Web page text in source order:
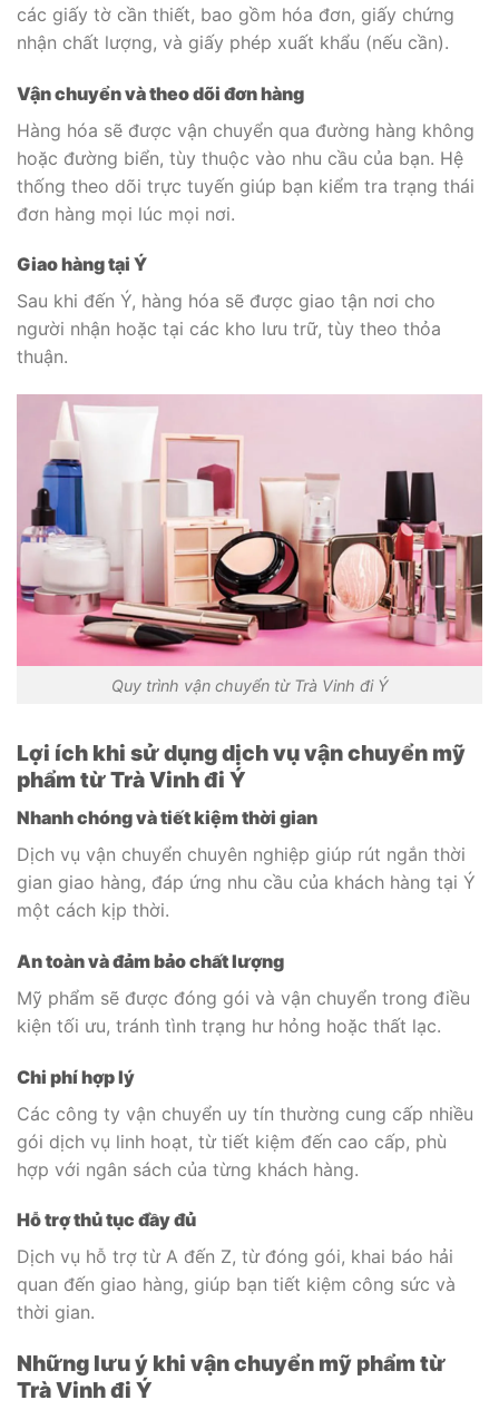
các giấy tờ cần thiết, bao gồm hóa đơn, giấy chứng
nhận chất lượng, và giấy phép xuất khẩu (nếu cần).
Vận chuyển và theo dõi đơn hàng
Hàng hóa sẽ được vận chuyển qua đường hàng không
hoặc đường biển, tùy thuộc vào nhu cầu của bạn. Hệ
thống theo dõi trực tuyến giúp bạn kiểm tra trạng thái
đơn hàng mọi lúc mọi nơi.
Giao hàng tại Ý
Sau khi đến Ý, hàng hóa sẽ được giao tận nơi cho
người nhận hoặc tại các kho lưu trữ, tùy theo thỏa
thuận.
Quy trình vận chuyển từ Trà Vinh đi Ý
Lợi ích khi sử dụng dịch vụ vận chuyển mỹ
phẩm từ Trà Vinh đi Ý
Nhanh chóng và tiết kiệm thời gian
Dịch vụ vận chuyển chuyên nghiệp giúp rút ngắn thời
gian giao hàng, đáp ứng nhu cầu của khách hàng tại Ý
một cách kịp thời.
An toàn và đảm bảo chất lượng
Mỹ phẩm sẽ được đóng gói và vận chuyển trong điều
kiện tối ưu, tránh tình trạng hư hỏng hoặc thất lạc.
Chi phí hợp lý
Các công ty vận chuyển uy tín thường cung cấp nhiều
gói dịch vụ linh hoạt, từ tiết kiệm đến cao cấp, phù
hợp với ngân sách của từng khách hàng.
Hỗ trợ thủ tục đầy đủ
Dịch vụ hỗ trợ từ A đến Z, từ đóng gói, khai báo hải
quan đến giao hàng, giúp bạn tiết kiệm công sức và
thời gian.
Những lưu ý khi vận chuyển mỹ phẩm từ
Trà Vinh đi Ý